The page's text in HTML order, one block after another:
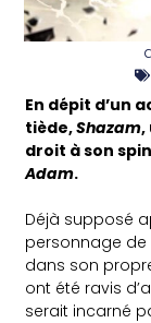
En dépit d’un
tiède,Shazam,
droit à son
Adam.
Déjà supposé
personnage de
dans son
ont été ravis
serait incarné